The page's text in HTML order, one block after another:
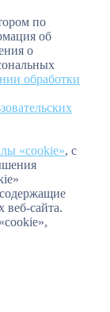
по
об
о
обработки
«cookie», с
сайта.